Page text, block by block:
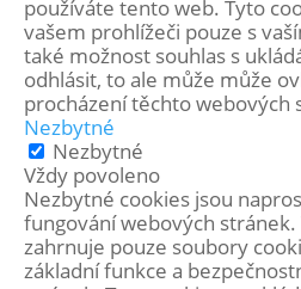
používáte tento web. Tyto
vašem prohlížeči pouze s
také možnost souhlas s
odhlásit, to ale může může
procházení těchto webových
Nezbytné
Nezbytné
Vždy povoleno
Nezbytné cookies jsou
fungování webových
zahrnuje pouze soubory
základní funkce a